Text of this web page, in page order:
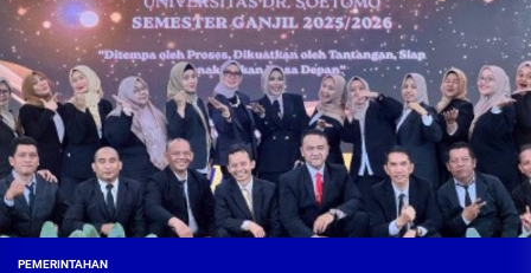
PEMERINTAHAN